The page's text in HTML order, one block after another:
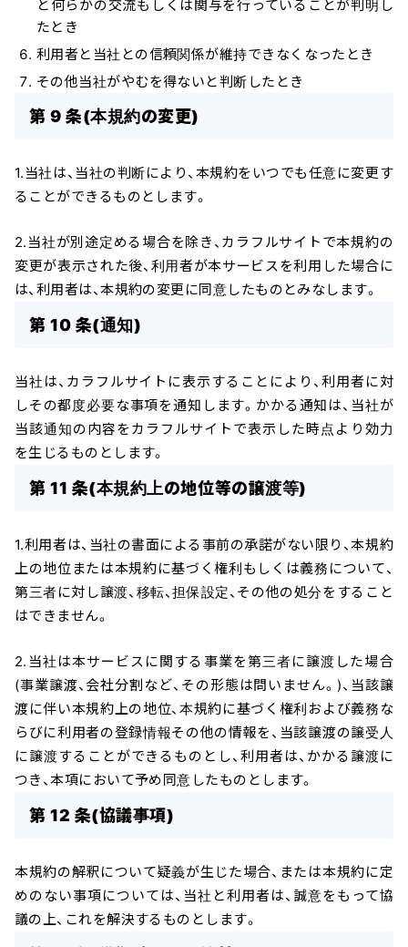
と何らかの交流もしくは関与を行っていることが判明し
たとき
利用者と当社との信頼関係が維持できなくなったとき
その他当社がやむを得ないと判断したとき
第 9 条(本規約の変更)
1.当社は、当社の判断により、本規約をいつでも任意に変更す
ることができるものとします。
2.当社が別途定める場合を除き、カラフルサイトで本規約の
変更が表示された後、利用者が本サービスを利用した場合に
は、利用者は、本規約の変更に同意したものとみなします。
第 10 条(通知)
当社は、カラフルサイトに表示することにより、利用者に対
しその都度必要な事項を通知します。かかる通知は、当社が
当該通知の内容をカラフルサイトで表示した時点より効力
を生じるものとします。
第 11 条(本規約上の地位等の譲渡等)
1.利用者は、当社の書面による事前の承諾がない限り、本規約
上の地位または本規約に基づく権利もしくは義務について、
第三者に対し譲渡、移転、担保設定、その他の処分をすること
はできません。
2.当社は本サービスに関する事業を第三者に譲渡した場合
(事業譲渡、会社分割など、その形態は問いません。)、当該譲
渡に伴い本規約上の地位、本規約に基づく権利および義務な
らびに利用者の登録情報その他の情報を、当該譲渡の譲受人
に譲渡することができるものとし、利用者は、かかる譲渡に
つき、本項において予め同意したものとします。
第 12 条(協議事項)
本規約の解釈について疑義が生じた場合、または本規約に定
めのない事項については、当社と利用者は、誠意をもって協
議の上、これを解決するものとします。